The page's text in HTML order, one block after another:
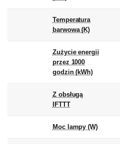
Temperatura
barwowa (K)
Zużycie energii
przez 1000
godzin (kWh)
Z obsługą
IFTTT
Moc lampy (W)